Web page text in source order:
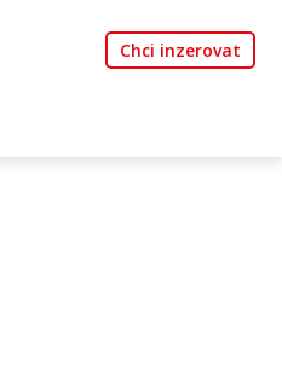
Chci inzerovat